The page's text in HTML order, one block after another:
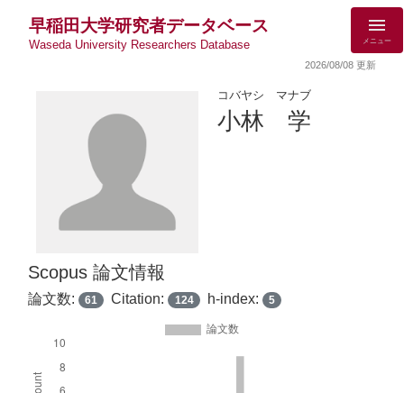
早稲田大学研究者データベース
Waseda University Researchers Database メニュー
2026/08/08 更新
コバヤシ マナブ
小林 学
Scopus 論文情報
論文数: 61 Citation: 124 h-index: 5